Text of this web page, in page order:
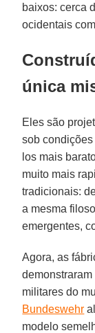
baixos: cerca
ocidentais
única
Eles são
sob
los mais
muito mais
tradicionais:
a mesma
emergentes,
Agora, as
militares do
Bundeswehr
modelo